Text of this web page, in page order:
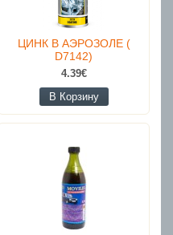
ЦИНК В АЭРОЗОЛЕ (
D7142)
4.39€
В Корзину